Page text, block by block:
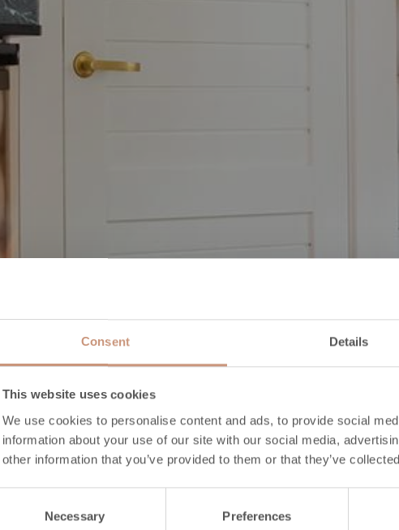
Consent Details
This website uses cookies
We use cookies to personalise content and ads, to provide social
information about your use of our site with our social media,
other information that you’ve provided to them or that they’ve
Necessary Preferences
della collezione di stufe Pielinen